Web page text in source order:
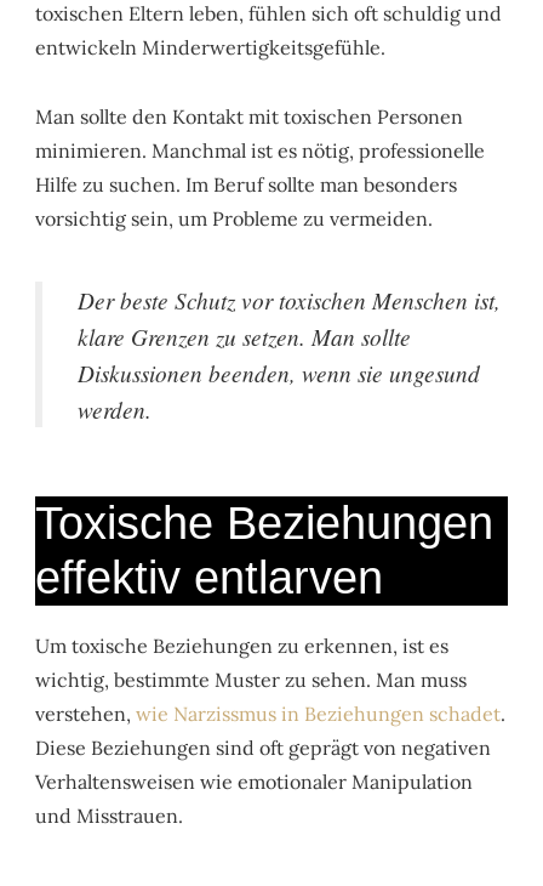
toxischen Eltern leben, fühlen sich oft schuldig und
entwickeln Minderwertigkeitsgefühle.
Man sollte den Kontakt mit toxischen Personen
minimieren. Manchmal ist es nötig, professionelle
Hilfe zu suchen. Im Beruf sollte man besonders
vorsichtig sein, um Probleme zu vermeiden.
Der beste Schutz vor toxischen Menschen ist,
klare Grenzen zu setzen. Man sollte
Diskussionen beenden, wenn sie ungesund
werden.
Toxische Beziehungen
effektiv entlarven
Um toxische Beziehungen zu erkennen, ist es
wichtig, bestimmte Muster zu sehen. Man muss
verstehen,wie Narzissmus in Beziehungen schadet.
Diese Beziehungen sind oft geprägt von negativen
Verhaltensweisen wie emotionaler Manipulation
und Misstrauen.